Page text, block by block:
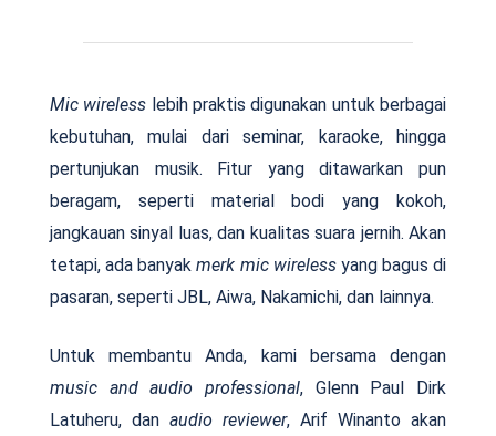
Mic wireless lebih praktis digunakan untuk berbagai
kebutuhan, mulai dari seminar, karaoke, hingga
pertunjukan musik. Fitur yang ditawarkan pun
beragam, seperti material bodi yang kokoh,
jangkauan sinyal luas, dan kualitas suara jernih. Akan
tetapi, ada banyakmerk mic wirelessyang bagus di
pasaran, seperti JBL, Aiwa, Nakamichi, dan lainnya.
Untuk membantu Anda, kami bersama dengan
music and audio professional, Glenn Paul Dirk
Latuheru, dan audio reviewer, Arif Winanto akan